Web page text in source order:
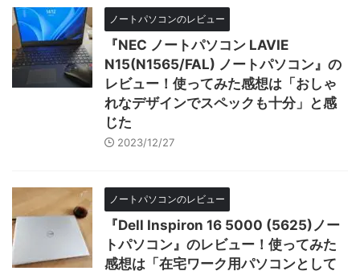
ノートパソコンのレビュー
『NEC ノートパソコン LAVIE
N15(N1565/FAL) ノートパソコン』の
レビュー！使ってみた感想は「おしゃ
れなデザインでスペックも十分」と感
じた
2023/12/27
ノートパソコンのレビュー
『Dell Inspiron 16 5000 (5625)ノー
トパソコン』のレビュー！使ってみた
感想は「在宅ワーク用パソコンとして